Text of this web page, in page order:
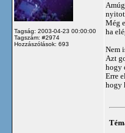
Tagság: 2003-04-23 00:00:00
Tagszám: #2974
Hozzászólások: 693
Még
ha
Nem
Azt
hogy
Erre
hogy